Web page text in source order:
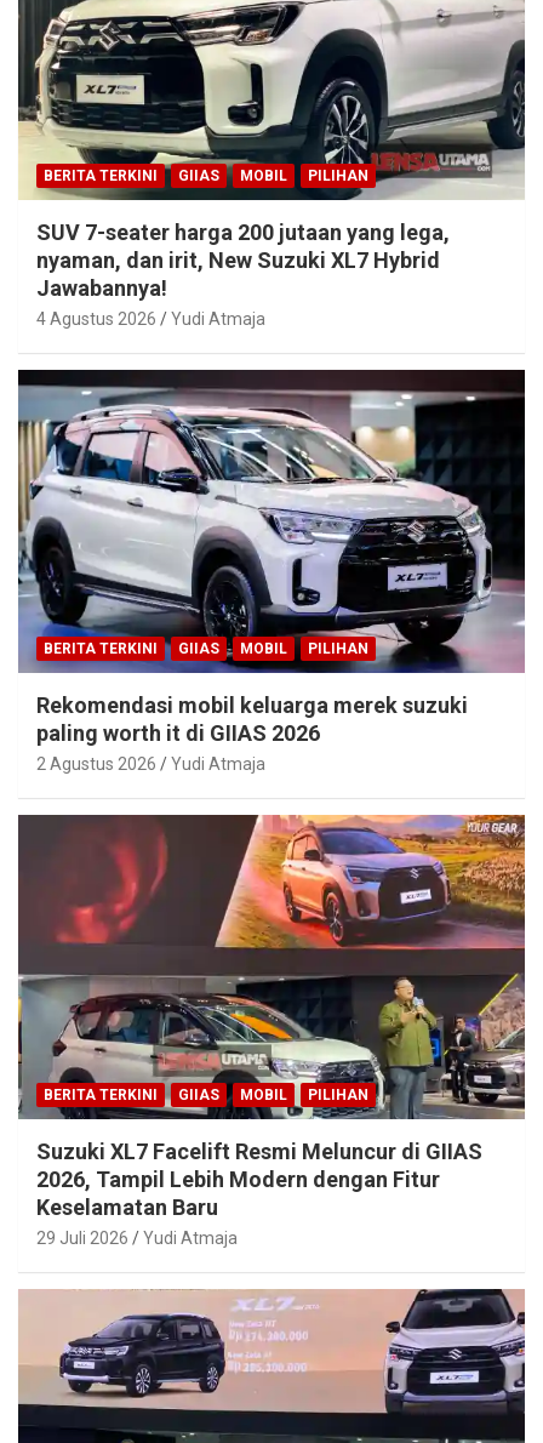
BERITA TERKINI GIIAS MOBIL PILIHAN
SUV 7-seater harga 200 jutaan yang lega,
nyaman, dan irit, New Suzuki XL7 Hybrid
Jawabannya!
4 Agustus 2026 Yudi Atmaja
BERITA TERKINI GIIAS MOBIL PILIHAN
Rekomendasi mobil keluarga merek suzuki
paling worth it di GIIAS 2026
2 Agustus 2026 Yudi Atmaja
BERITA TERKINI GIIAS MOBIL PILIHAN
Suzuki XL7 Facelift Resmi Meluncur di GIIAS
2026, Tampil Lebih Modern dengan Fitur
Keselamatan Baru
29 Juli 2026 Yudi Atmaja